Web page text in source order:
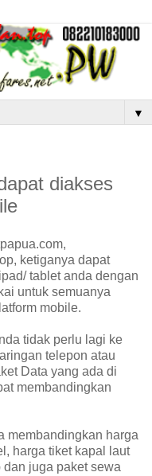
▼
diakses
ketiganya dapat
tablet anda dengan
untuk semuanya
mobile.
tidak perlu lagi ke
telepon atau
Data yang ada di
membandingkan
membandingkan harga
harga tiket kapal laut
juga paket sewa